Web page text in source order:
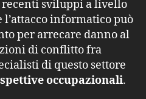
sviluppi a livello
l’attacco informatico può
per arrecare danno al
di conflitto fra
di questo settore
occupazionali.